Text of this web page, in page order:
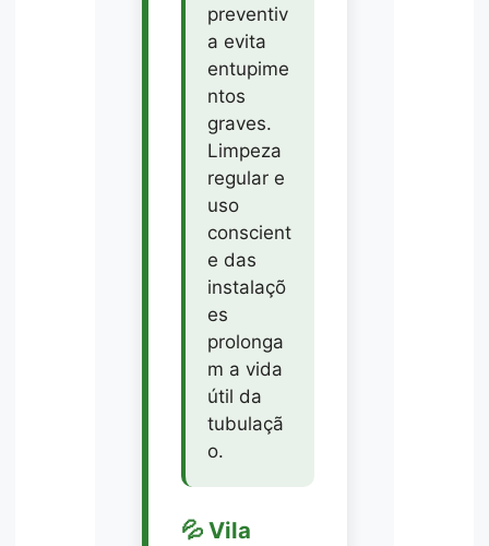
preventiv
a evita
entupime
ntos
graves.
Limpeza
regular e
uso
conscient
e das
instalaçõ
es
prolonga
m a vida
útil da
tubulaçã
o.
💦 Vila